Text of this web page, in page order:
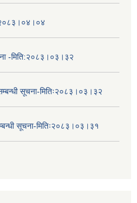
-मिति:२०८३।०३।३२
सूचना-मितिः२०८३।०३।३२
सूचना-मितिः२०८३।०३।३१